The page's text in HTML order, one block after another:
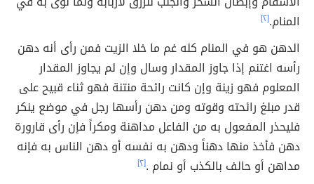
المنام.[٢]
الدهن هو في المنام كله غم ما خلا الزيت فمن رأى أنه دهن
رأسه اغتنم إذا جاوز المقدار وسال وإن لم يجاوز المقدار
المعلوم فهو زينة وإن كانت رائحة منتنة فهو ثناء قبيح على
قدر مبلغ رائحته وقوته ومن دهن رأسها رجل في موضع ينكر
فليحذر المفعول به من الفاعل مداهنة ومكراً فإن رأى قارورة
دهن فأخذ منها دهناً ودهن به نفسه أو دهن الناس به فإنه
مداهن أو حالف بالكذب أو نمام .[٢]